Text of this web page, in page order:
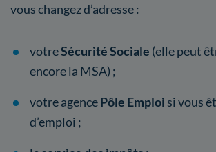
vous changez d’adresse :
votreSécurité Sociale (elle peut
encore la MSA) ;
votre agencePôle Emploi si vous
d’emploi ;